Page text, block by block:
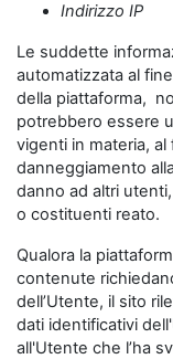
Indirizzo IP
Le suddette
automatizzata al
della piattaforma,
potrebbero essere
vigenti in materia,
danneggiamento
danno ad altri
o costituenti reato.
Qualora la
contenute
dell’Utente, il sito
dati identificativi
all'Utente che l’ha